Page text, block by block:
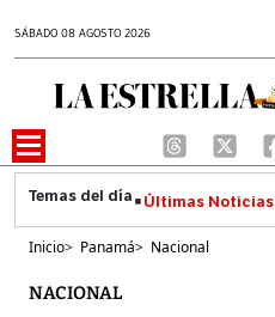
SÁBADO 08 AGOSTO 2026
Últimas Noticias
Inicio> Panamá> Nacional
NACIONAL